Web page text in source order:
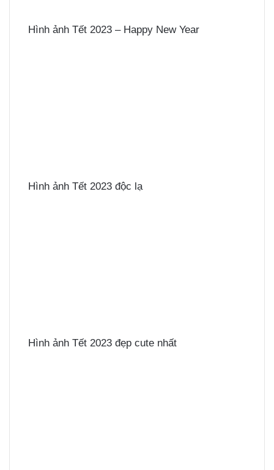
Hình ảnh Tết 2023 – Happy New Year
Hình ảnh Tết 2023 độc lạ
Hình ảnh Tết 2023 đẹp cute nhất